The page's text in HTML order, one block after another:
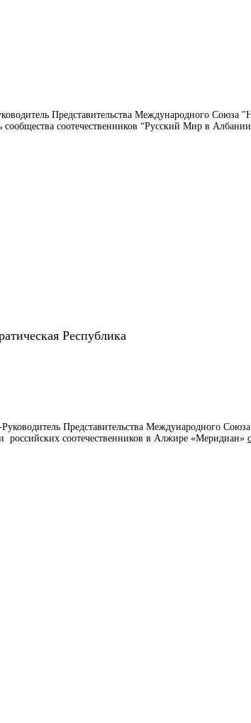
Представительства Международного Союза
сообщества соотечественников “Русский Мир в
Республика
Руководитель Представительства Международного
российских соотечественников в Алжире «Меридиан»